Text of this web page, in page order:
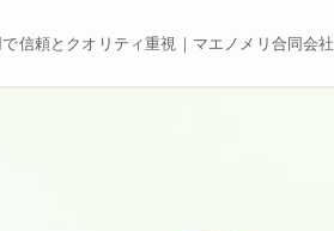
信頼とクオリティ重視｜マエノメリ合同会社